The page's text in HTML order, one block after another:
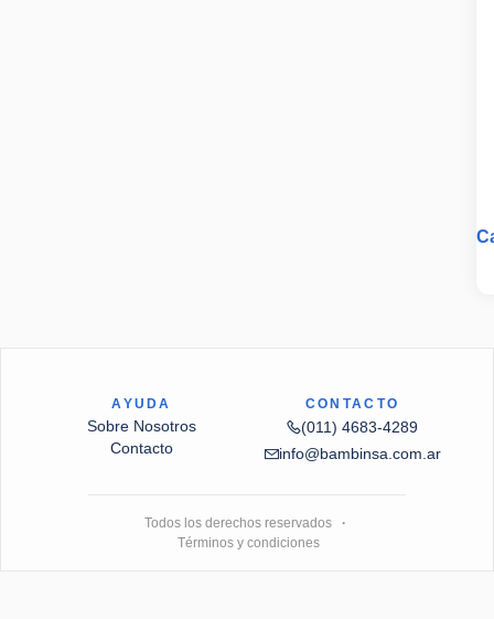
AYUDA
Sobre Nosotros
Contacto
CONTACTO
(011) 4683-4289
info@bambinsa.com.ar
Todos los derechos reservados ·
Términos y condiciones